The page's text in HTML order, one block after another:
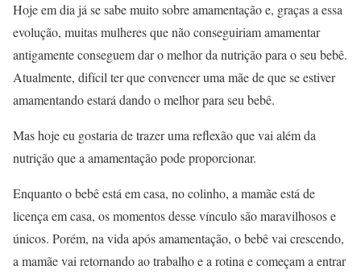
Hoje em dia já se sabe muito sobre amamentação e, graças a essa
evolução, muitas mulheres que não conseguiriam amamentar
antigamente conseguem dar o melhor da nutrição para o seu bebê.
Atualmente, difícil ter que convencer uma mãe de que se estiver
amamentando estará dando o melhor para seu bebê.
Mas hoje eu gostaria de trazer uma reflexão que vai além da
nutrição que a amamentação pode proporcionar.
Enquanto o bebê está em casa, no colinho, a mamãe está de
licença em casa, os momentos desse vínculo são maravilhosos e
únicos. Porém, na vida após amamentação, o bebê vai crescendo,
a mamãe vai retornando ao trabalho e a rotina e começam a entrar